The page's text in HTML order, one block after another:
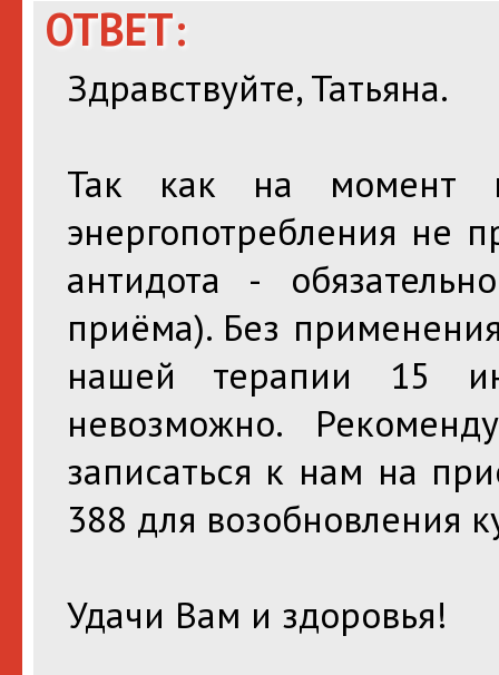
ОТВЕТ:
Здравствуйте, Татьяна.
Так как на момент
энергопотребления не
антидота -
приёма). Без
нашей терапии 15
невозможно.
записаться к нам на
388 для возобновления
Удачи Вам и здоровья!